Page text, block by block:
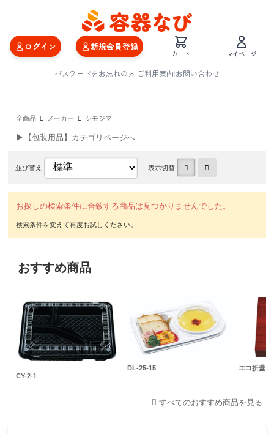
ログイン 新規会員登録
カート マイページ
パスワードをお忘れの方|ご利用案内|お問い合わせ
全商品 メーカー シモジマ
▶【包装用品】カテゴリページへ
並び替え 表示切替
お探しの検索条件に合致する商品は見つかりませんでした。
おすすめ商品
CY-2-1
DL-25-15 エコ折蓋
すべてのおすすめ商品を見る